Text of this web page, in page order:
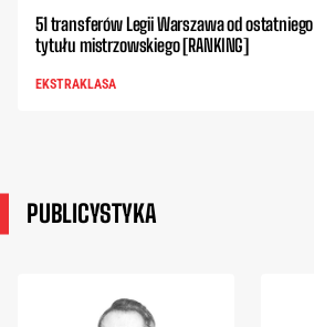
51 transferów Legii Warszawa od ostatniego
tytułu mistrzowskiego [RANKING]
EKSTRAKLASA
PUBLICYSTYKA